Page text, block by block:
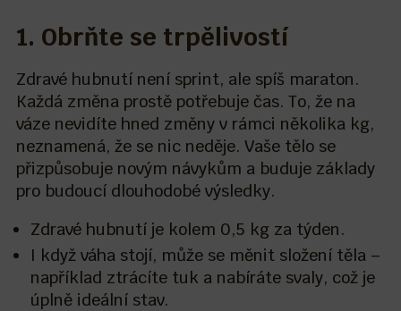
1. Obrňte se trpělivostí
Zdravé hubnutí není sprint, ale spíš maraton.
Každá změna prostě potřebuje čas. To, že na
váze nevidíte hned změny v rámci několika kg,
neznamená, že se nic neděje. Vaše tělo se
přizpůsobuje novým návykům a buduje základy
pro budoucí dlouhodobé výsledky.
Zdravé hubnutí je kolem 0,5 kg za týden.
I když váha stojí, může se měnit složení těla –
například ztrácíte tuk a nabíráte svaly, což je
úplně ideální stav.